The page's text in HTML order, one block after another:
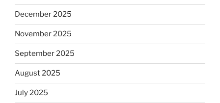
December 2025
November 2025
September 2025
August 2025
July 2025